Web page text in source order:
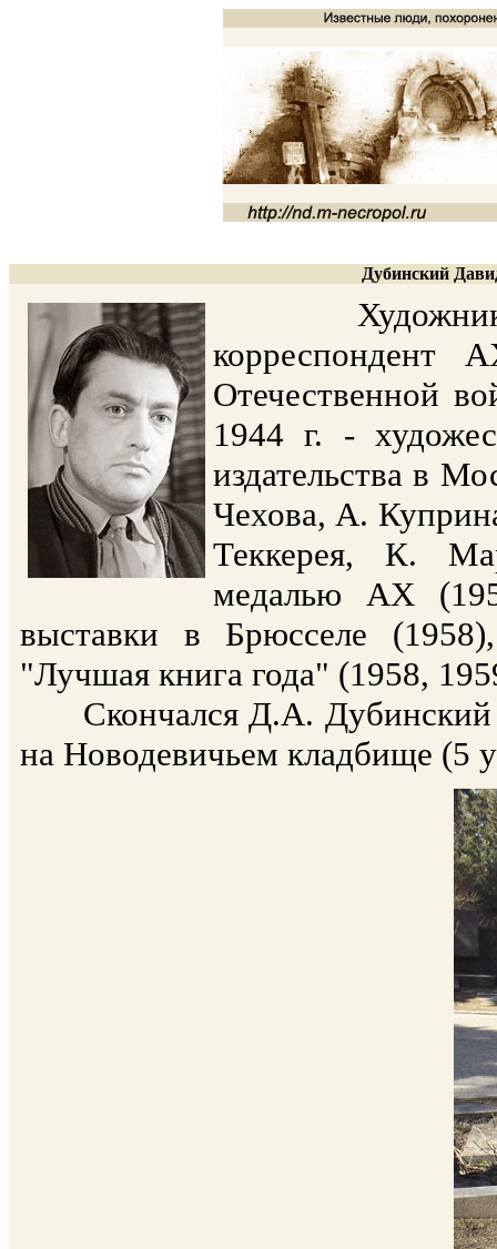
Дубинский
Художник-
Отечественной
1944 г. -
издательства в
Чехова, А.
Теккерея, К.
медалью АХ
выставки в Брюсселе
"Лучшая книга года" (1958,
Скончался Д.А. Дубинский
на Новодевичьем кладбище (5